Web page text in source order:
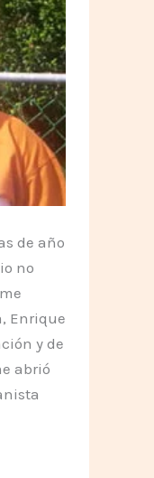
de año
no
Enrique
y de
abrió